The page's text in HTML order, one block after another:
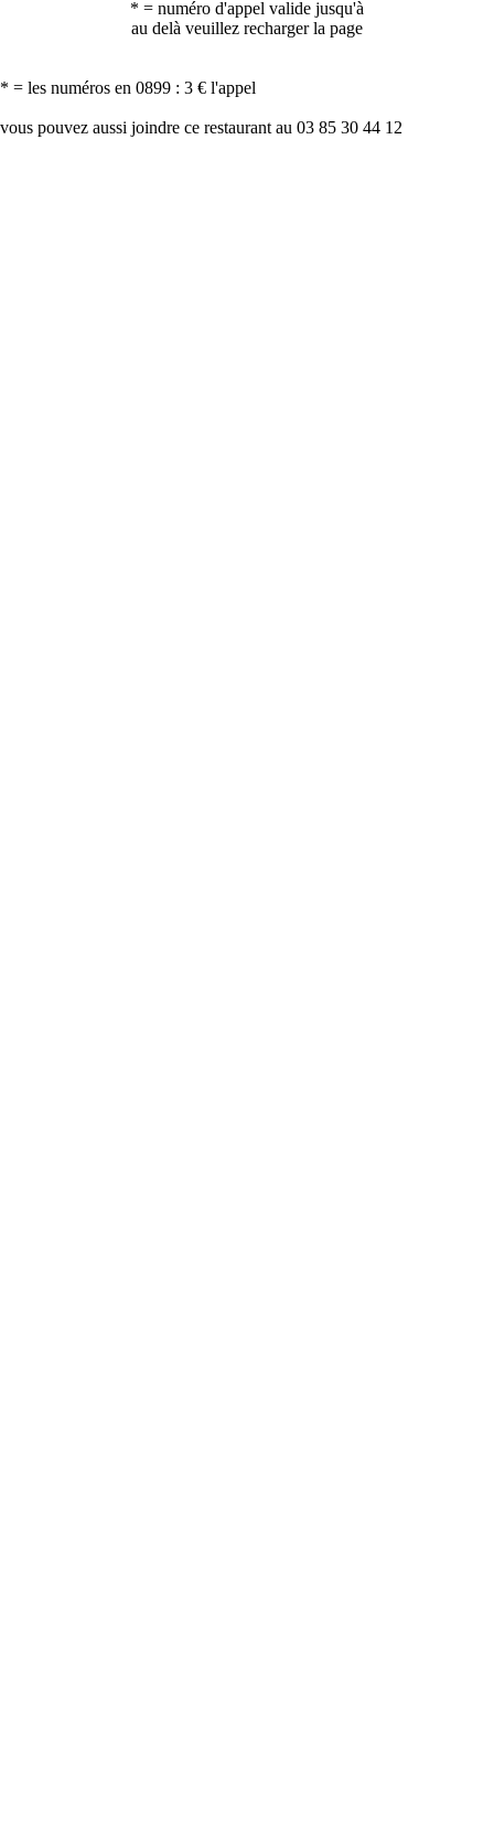
* = numéro d'appel valide jusqu'à
au delà veuillez recharger la page
* = les numéros en 0899 : 3 € l'appel
vous pouvez aussi joindre ce restaurant au 03 85 30 44 12